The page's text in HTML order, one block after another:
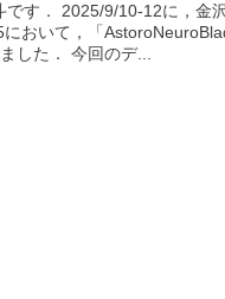
です． 2025/9/10-12に，金
おいて，「
した． 今回のデ...